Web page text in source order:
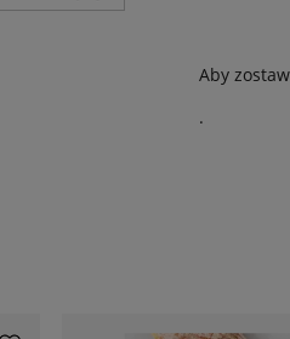
Aby
.